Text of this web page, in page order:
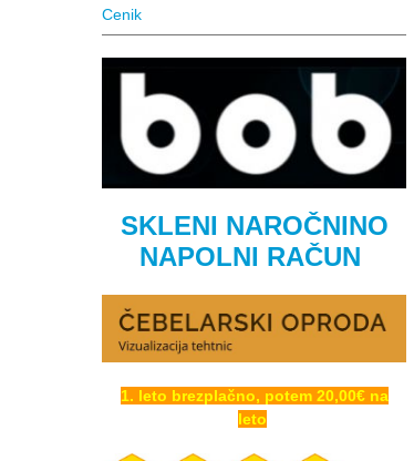
Cenik
SKLENI NAROČNINO
NAPOLNI RAČUN
1. leto brezplačno, potem 20,00€ na
leto